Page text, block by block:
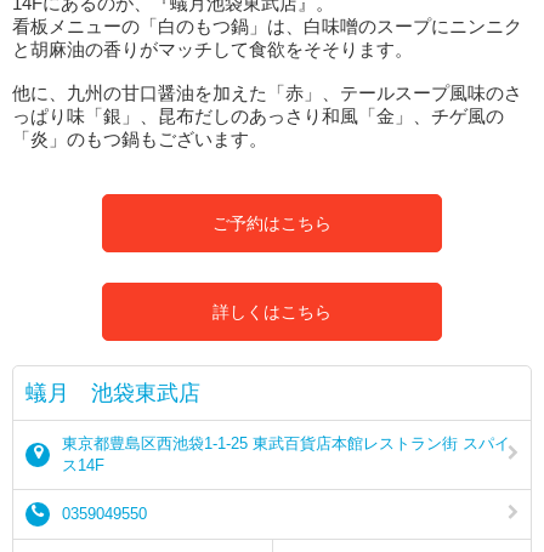
看板メニューの「白のもつ鍋」は、白味噌のスープにニンニク
と胡麻油の香りがマッチして食欲をそそります。
他に、九州の甘口醤油を加えた「赤」、テールスープ風味のさ
っぱり味「銀」、昆布だしのあっさり和風「金」、チゲ風の
「炎」のもつ鍋もございます。
ご予約はこちら
詳しくはこちら
蟻月 池袋東武店
東京都豊島区西池袋1-1-25 東武百貨店本館レストラン街 スパイ
ス14F
0359049550